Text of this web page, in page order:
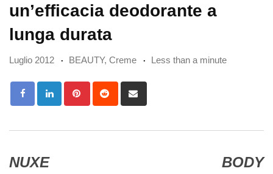
un’efficacia deodorante a
lunga durata
Luglio 2012 BEAUTY, Creme Less than a minute
PinterestReddit
via
NUXE BODY